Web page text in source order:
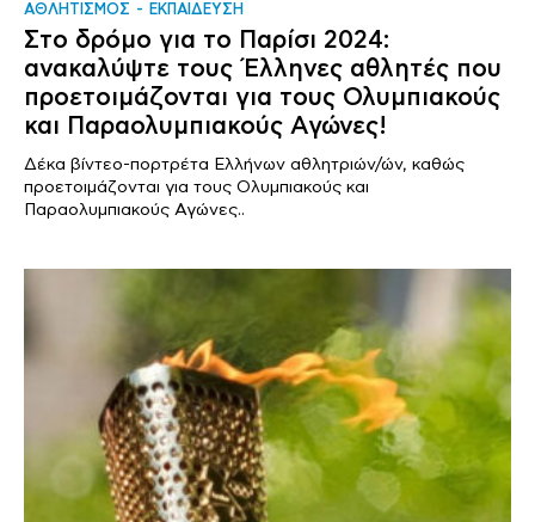
ΑΘΛΗΤΙΣΜΟΣ ΕΚΠΑΙΔΕΥΣΗ
Στο δρόμο για το Παρίσι 2024:
ανακαλύψτε τους Έλληνες αθλητές που
προετοιμάζονται για τους Ολυμπιακούς
και Παραολυμπιακούς Αγώνες!
Δέκα βίντεο-πορτρέτα Ελλήνων αθλητριών/ών, καθώς
προετοιμάζονται για τους Ολυμπιακούς και
Παραολυμπιακούς Αγώνες..